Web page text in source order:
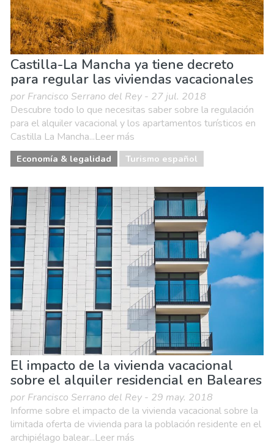
Castilla-La Mancha ya tiene decreto
para regular las viviendas vacacionales
por Francisco Serrano del Rey - 27 jul. 2018
Descubre todo lo que necesitas saber sobre la regulación
para el alquiler vacacional y los apartamentos turísticos en
Castilla La Mancha...Leer más
Economía & legalidad Turismo español
El impacto de la vivienda vacacional
sobre el alquiler residencial en Baleares
por Francisco Serrano del Rey - 29 may. 2018
Informe sobre el impacto de la vivienda vacacional sobre la
limitada oferta de vivienda para la población residente en el
archipiélago balear...Leer más